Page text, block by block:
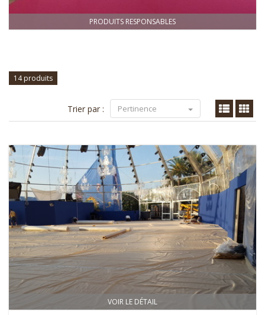
PRODUITS RESPONSABLES
14 produits
Trier par : Pertinence
VOIR LE DÉTAIL